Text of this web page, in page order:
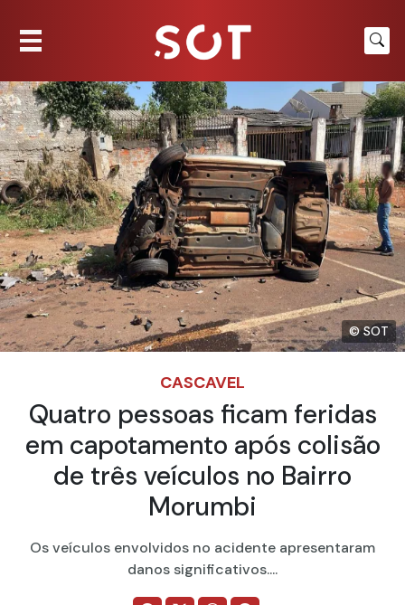
© SOT
CASCAVEL
Quatro pessoas ficam feridas
em capotamento após colisão
de três veículos no Bairro
Morumbi
Os veículos envolvidos no acidente apresentaram
danos significativos....